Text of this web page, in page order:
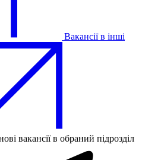
Вакансії в інші
вакансії в обраний підрозділ